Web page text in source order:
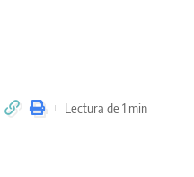
Lectura de 1 min